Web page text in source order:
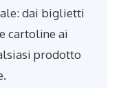
dai biglietti
cartoline ai
prodotto